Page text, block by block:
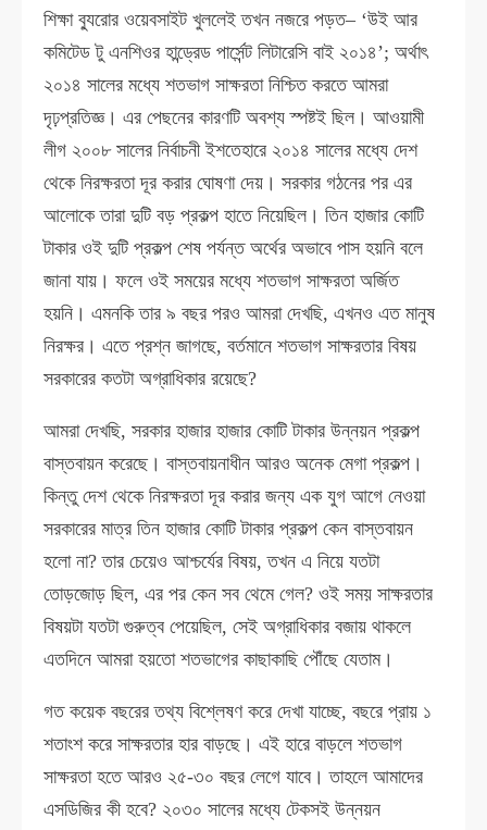
শিক্ষা ব্যুরোর ওয়েবসাইট খুললেই তখন নজরে পড়ত– ‘উই আর
কমিটেড টু এনশিওর হান্ড্রেড পার্সেন্ট লিটারেসি বাই ২০১৪’; অর্থাৎ
২০১৪ সালের মধ্যে শতভাগ সাক্ষরতা নিশ্চিত করতে আমরা
দৃঢ়প্রতিজ্ঞ। এর পেছনের কারণটি অবশ্য স্পষ্টই ছিল। আওয়ামী
লীগ ২০০৮ সালের নির্বাচনী ইশতেহারে ২০১৪ সালের মধ্যে দেশ
থেকে নিরক্ষরতা দূর করার ঘোষণা দেয়। সরকার গঠনের পর এর
আলোকে তারা দুটি বড় প্রকল্প হাতে নিয়েছিল। তিন হাজার কোটি
টাকার ওই দুটি প্রকল্প শেষ পর্যন্ত অর্থের অভাবে পাস হয়নি বলে
জানা যায়। ফলে ওই সময়ের মধ্যে শতভাগ সাক্ষরতা অর্জিত
হয়নি। এমনকি তার ৯ বছর পরও আমরা দেখছি, এখনও এত মানুষ
নিরক্ষর। এতে প্রশ্ন জাগছে, বর্তমানে শতভাগ সাক্ষরতার বিষয়
সরকারের কতটা অগ্রাধিকার রয়েছে?
আমরা দেখছি, সরকার হাজার হাজার কোটি টাকার উন্নয়ন প্রকল্প
বাস্তবায়ন করেছে। বাস্তবায়নাধীন আরও অনেক মেগা প্রকল্প।
কিন্তু দেশ থেকে নিরক্ষরতা দূর করার জন্য এক যুগ আগে নেওয়া
সরকারের মাত্র তিন হাজার কোটি টাকার প্রকল্প কেন বাস্তবায়ন
হলো না? তার চেয়েও আশ্চর্যের বিষয়, তখন এ নিয়ে যতটা
তোড়জোড় ছিল, এর পর কেন সব থেমে গেল? ওই সময় সাক্ষরতার
বিষয়টা যতটা গুরুত্ব পেয়েছিল, সেই অগ্রাধিকার বজায় থাকলে
এতদিনে আমরা হয়তো শতভাগের কাছাকাছি পৌঁছে যেতাম।
গত কয়েক বছরের তথ্য বিশ্লেষণ করে দেখা যাচ্ছে, বছরে প্রায় ১
শতাংশ করে সাক্ষরতার হার বাড়ছে। এই হারে বাড়লে শতভাগ
সাক্ষরতা হতে আরও ২৫-৩০ বছর লেগে যাবে। তাহলে আমাদের
এসডিজির কী হবে? ২০৩০ সালের মধ্যে টেকসই উন্নয়ন